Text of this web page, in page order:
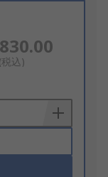
(税込)